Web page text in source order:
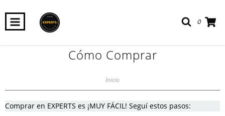
0
Cómo Comprar
Inicio
Comprar en EXPERTS es ¡MUY FÁCIL! Seguí estos pasos: